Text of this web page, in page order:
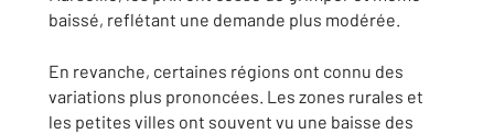
baissé, reflétant une demande plus modérée.
En revanche, certaines régions ont connu des
variations plus prononcées. Les zones rurales et
les petites villes ont souvent vu une baisse des